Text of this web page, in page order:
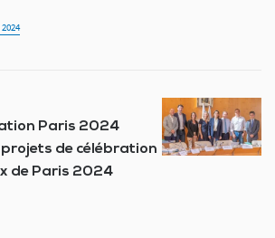
Paris 2024
de célébration
de Paris 2024